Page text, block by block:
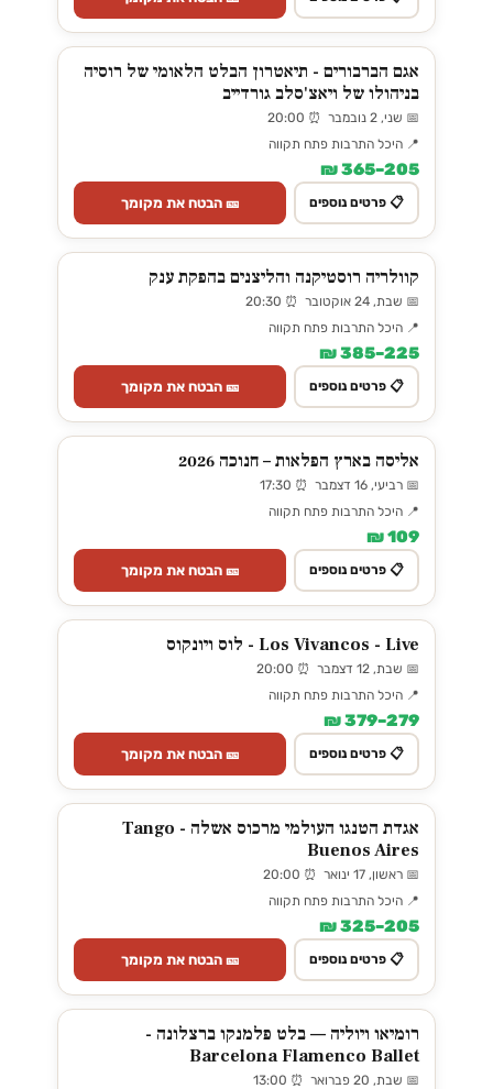
אגם הברבורים - תיאטרון הבלט הלאומי של רוסיה
בניהולו של ויאצ'סלב גורדייב
📅 שני, 2 נובמבר ⏰ 20:00
📍 היכל התרבות פתח תקווה
205–365 ₪
📋 פרטים נוספים 🎫 הבטח את מקומך
קוולריה רוסטיקנה והליצנים בהפקת ענק
📅 שבת, 24 אוקטובר ⏰ 20:30
📍 היכל התרבות פתח תקווה
225–385 ₪
📋 פרטים נוספים 🎫 הבטח את מקומך
אליסה בארץ הפלאות – חנוכה 2026
📅 רביעי, 16 דצמבר ⏰ 17:30
📍 היכל התרבות פתח תקווה
109 ₪
📋 פרטים נוספים 🎫 הבטח את מקומך
Los Vivancos - Live - לוס ויונקוס
📅 שבת, 12 דצמבר ⏰ 20:00
📍 היכל התרבות פתח תקווה
279–379 ₪
📋 פרטים נוספים 🎫 הבטח את מקומך
אגדת הטנגו העולמי מרכוס אשלה - Tango
Buenos Aires
📅 ראשון, 17 ינואר ⏰ 20:00
📍 היכל התרבות פתח תקווה
205–325 ₪
📋 פרטים נוספים 🎫 הבטח את מקומך
רומיאו ויוליה — בלט פלמנקו ברצלונה -
Barcelona Flamenco Ballet
📅 שבת, 20 פברואר ⏰ 13:00